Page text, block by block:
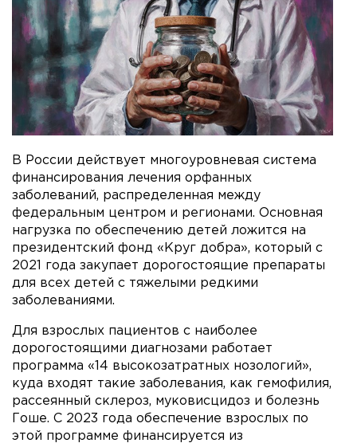
В России действует многоуровневая система
финансирования лечения орфанных
заболеваний, распределенная между
федеральным центром и регионами. Основная
нагрузка по обеспечению детей ложится на
президентский фонд «Круг добра», который с
2021 года закупает дорогостоящие препараты
для всех детей с тяжелыми редкими
заболеваниями.
Для взрослых пациентов с наиболее
дорогостоящими диагнозами работает
программа «14 высокозатратных нозологий»,
куда входят такие заболевания, как гемофилия,
рассеянный склероз, муковисцидоз и болезнь
Гоше. С 2023 года обеспечение взрослых по
этой программе финансируется из